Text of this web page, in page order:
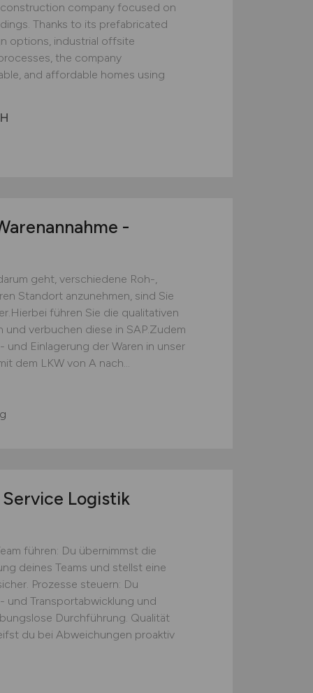
company focused on
Thanks to its prefabricated
options, industrial offsite
the company
and affordable homes using
-
geht, verschiedene Roh-,
Standort anzunehmen, sind Sie
führen Sie die qualitativen
verbuchen diese in SAP.Zudem
Einlagerung der Waren in unser
dem LKW von A nach...
Logistik
führen: Du übernimmst die
deines Teams und stellst eine
Prozesse steuern: Du
und Transportabwicklung und
Durchführung. Qualität
du bei Abweichungen proaktiv